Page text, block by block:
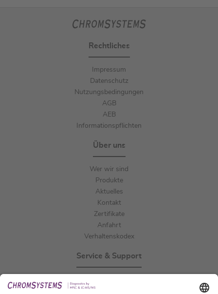
Rechtliches
Impressum
Datenschutz
Nutzungsbedingungen
AGB
AEB
Informationspflichten
Über uns
Wer wir sind
Produkte
Aktuelles
Kontakt
Zertifikate
Anfahrt
Verhaltenskodex
Service & Support